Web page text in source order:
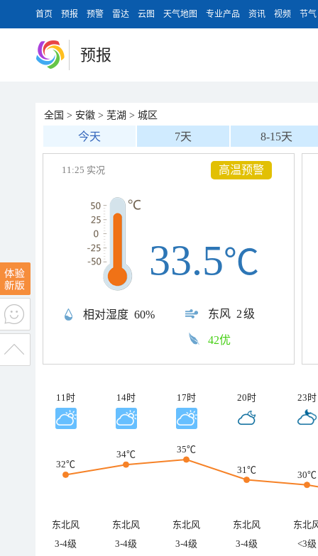
首页 预报 预警 雷达 云图 天气地图 专业产品 资讯 视频 节气
预报
全国 > 安徽 > 芜湖 > 城区
今天 7天 8-15天
11:25 实况
相对湿度 60% 东风 2级
33.5℃
42优
高温预警
11时 14时 17时 20时 23时
32℃
34℃
35℃
31℃
30℃
东北风 东北风 东北风 东北风
东北
3-4级
3-4级 3-4级 3-4级 <3级